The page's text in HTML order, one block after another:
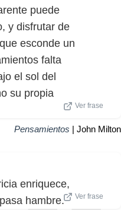
puede
y disfrutar de
esconde un
falta
el sol del
su propia
Ver frase
Pensamientos | John Milton
enriquece,
hambre.
Ver frase